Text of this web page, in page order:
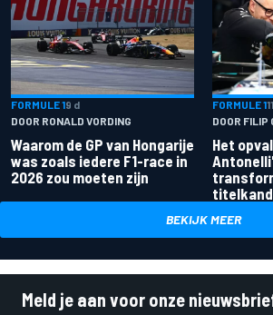
FORMULE 19 d
DOOR RONALD VORDING
Waarom de GP van Hongarije
was zoals iedere F1-race in
2026 zou moeten zijn
FORMULE 1
DOOR FILIP
Het
BEKIJK MEER
Meld je aan voor onze